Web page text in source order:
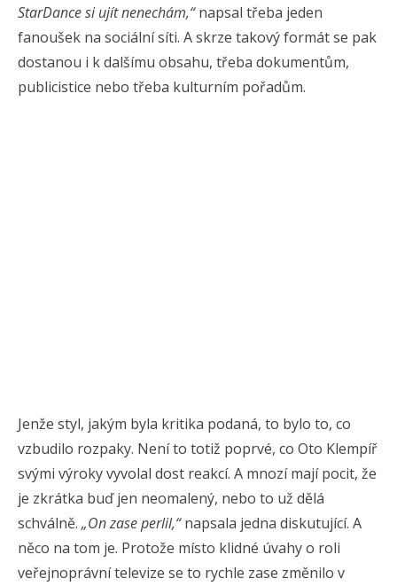
StarDance si ujít nenechám,“napsal třeba jeden
fanoušek na sociální síti. A skrze takový formát se pak
dostanou i k dalšímu obsahu, třeba dokumentům,
publicistice nebo třeba kulturním pořadům.
Jenže styl, jakým byla kritika podaná, to bylo to, co
vzbudilo rozpaky. Není to totiž poprvé, co Oto Klempíř
svými výroky vyvolal dost reakcí. A mnozí mají pocit, že
je zkrátka buď jen neomalený, nebo to už dělá
schválně. „On zase perlil,“napsala jedna diskutující. A
něco na tom je. Protože místo klidné úvahy o roli
veřejnoprávní televize se to rychle zase změnilo v